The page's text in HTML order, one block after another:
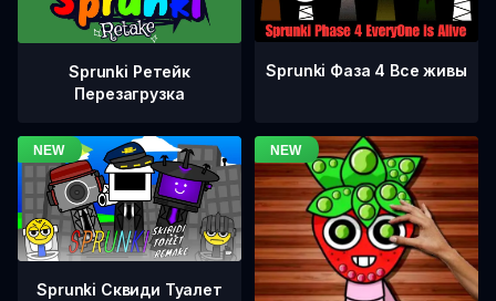
Sprunki Ретейк
Перезагрузка
Sprunki Фаза 4 Все живы
Sprunki Сквиди Туалет